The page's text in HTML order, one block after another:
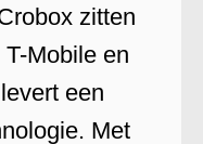
zitten
Mobile en
een
Met